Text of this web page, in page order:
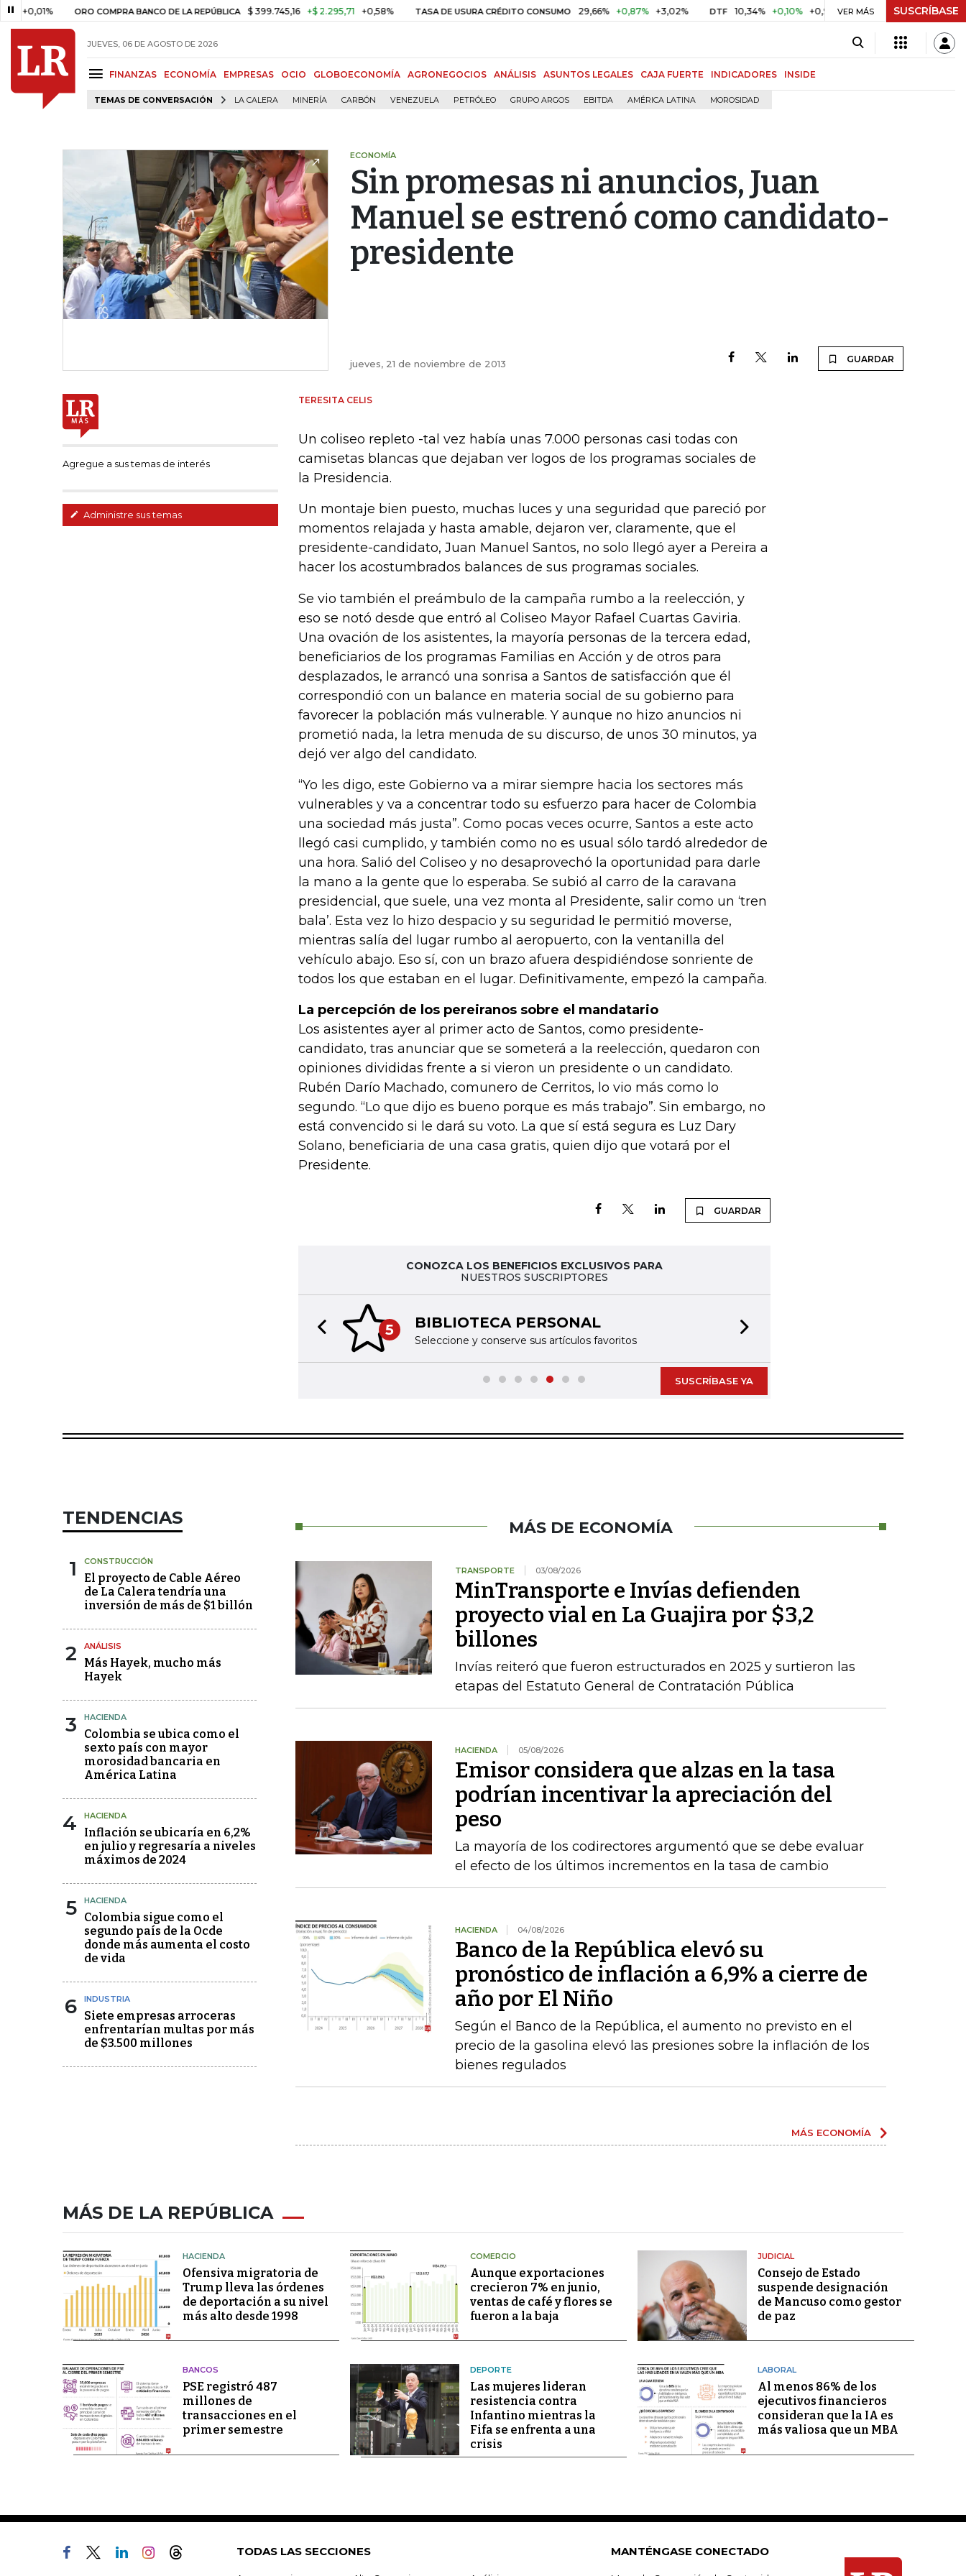
ORO COMPRA BANCO DE LA REPÚBLICA $ 399.745,16 +$ 2.295,71 +0,58% TASA DE USURA CRÉDITO CONSUMO 29,66% +0,87% +3,02% DTF 10,34% +0,10% +0,98% UVR $ 416,86 +$ 0,05 +0,01%
VER MÁS SUSCRÍBASE
JUEVES, 06 DE AGOSTO DE 2026
FINANZAS ECONOMÍA EMPRESAS OCIO GLOBOECONOMÍA AGRONEGOCIOS ANÁLISIS ASUNTOS LEGALES CAJA FUERTE INDICADORES INSIDE
TEMAS DE CONVERSACIÓN LA CALERA MINERÍA CARBÓN VENEZUELA PETRÓLEO GRUPO ARGOS EBITDA AMÉRICA LATINA MOROSIDAD
ECONOMÍA
Sin promesas ni anuncios, Juan
Manuel se estrenó como candidato-
presidente
jueves, 21 de noviembre de 2013 GUARDAR
Agregue a sus temas de interés
Administre sus temas
TERESITA CELIS
Un coliseo repleto -tal vez había unas 7.000 personas casi todas con
camisetas blancas que dejaban ver logos de los programas sociales de
la Presidencia.
Un montaje bien puesto, muchas luces y una seguridad que pareció por
momentos relajada y hasta amable, dejaron ver, claramente, que el
presidente-candidato, Juan Manuel Santos, no solo llegó ayer a Pereira a
hacer los acostumbrados balances de sus programas sociales.
Se vio también el preámbulo de la campaña rumbo a la reelección, y
eso se notó desde que entró al Coliseo Mayor Rafael Cuartas Gaviria.
Una ovación de los asistentes, la mayoría personas de la tercera edad,
beneficiarios de los programas Familias en Acción y de otros para
desplazados, le arrancó una sonrisa a Santos de satisfacción que él
correspondió con un balance en materia social de su gobierno para
favorecer la población más vulnerable. Y aunque no hizo anuncios ni
prometió nada, la letra menuda de su discurso, de unos 30 minutos, ya
dejó ver algo del candidato.
“Yo les digo, este Gobierno va a mirar siempre hacia los sectores más
vulnerables y va a concentrar todo su esfuerzo para hacer de Colombia
una sociedad más justa”. Como pocas veces ocurre, Santos a este acto
llegó casi cumplido, y también como no es usual sólo tardó alrededor de
una hora. Salió del Coliseo y no desaprovechó la oportunidad para darle
la mano a la gente que lo esperaba. Se subió al carro de la caravana
presidencial, que suele, una vez monta al Presidente, salir como un ‘tren
bala’. Esta vez lo hizo despacio y su seguridad le permitió moverse,
mientras salía del lugar rumbo al aeropuerto, con la ventanilla del
vehículo abajo. Eso sí, con un brazo afuera despidiéndose sonriente de
todos los que estaban en el lugar. Definitivamente, empezó la campaña.
La percepción de los pereiranos sobre el mandatario
Los asistentes ayer al primer acto de Santos, como presidente-
candidato, tras anunciar que se someterá a la reelección, quedaron con
opiniones divididas frente a si vieron un presidente o un candidato.
Rubén Darío Machado, comunero de Cerritos, lo vio más como lo
segundo. “Lo que dijo es bueno porque es más trabajo”. Sin embargo, no
está convencido si le dará su voto. La que sí está segura es Luz Dary
Solano, beneficiaria de una casa gratis, quien dijo que votará por el
Presidente.
GUARDAR
CONOZCA LOS BENEFICIOS EXCLUSIVOS PARA
NUESTROS SUSCRIPTORES
5 BIBLIOTECA PERSONAL
Seleccione y conserve sus artículos favoritos
Previous slide
SUSCRÍBASE YA
TENDENCIAS
1 CONSTRUCCIÓN
El proyecto de Cable Aéreo
de La Calera tendría una
inversión de más de $1 billón
2 ANÁLISIS
Más Hayek, mucho más
Hayek
3 HACIENDA
Colombia se ubica como el
sexto país con mayor
morosidad bancaria en
América Latina
4 HACIENDA
Inflación se ubicaría en 6,2%
en julio y regresaría a niveles
máximos de 2024
5 HACIENDA
Colombia sigue como el
segundo país de la Ocde
donde más aumenta el costo
de vida
6 INDUSTRIA
Siete empresas arroceras
enfrentarían multas por más
de $3.500 millones
MÁS DE ECONOMÍA
TRANSPORTE 03/08/2026
MinTransporte e Invías defienden
proyecto vial en La Guajira por $3,2
billones
Invías reiteró que fueron estructurados en 2025 y surtieron las
etapas del Estatuto General de Contratación Pública
HACIENDA 05/08/2026
Emisor considera que alzas en la tasa
podrían incentivar la apreciación del
peso
La mayoría de los codirectores argumentó que se debe evaluar
el efecto de los últimos incrementos en la tasa de cambio
HACIENDA 04/08/2026
Banco de la República elevó su
pronóstico de inflación a 6,9% a cierre de
año por El Niño
Según el Banco de la República, el aumento no previsto en el
precio de la gasolina elevó las presiones sobre la inflación de los
bienes regulados
MÁS ECONOMÍA
MÁS DE LA REPÚBLICA
HACIENDA
Ofensiva migratoria de
Trump lleva las órdenes
de deportación a su nivel
más alto desde 1998
COMERCIO
Aunque exportaciones
crecieron 7% en junio,
ventas de café y flores se
fueron a la baja
JUDICIAL
Consejo de Estado
suspende designación
de Mancuso como gestor
de paz
BANCOS
PSE registró 487
millones de
transacciones en el
primer semestre
DEPORTE
Las mujeres lideran
resistencia contra
Infantino mientras la
Fifa se enfrenta a una
crisis
LABORAL
Al menos 86% de los
ejecutivos financieros
consideran que la IA es
más valiosa que un MBA
TODAS LAS SECCIONES MANTÉNGASE CONECTADO